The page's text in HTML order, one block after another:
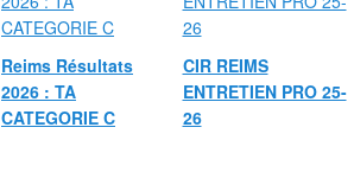
Reims Résultats
2026 : TA
CATEGORIE C
CIR REIMS
ENTRETIEN PRO 25-
26